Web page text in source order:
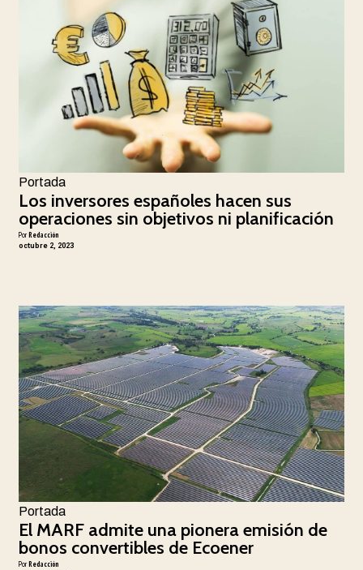
Portada
Los inversores españoles hacen sus
operaciones sin objetivos ni planificación
PorRedacción
octubre 2, 2023
Portada
El MARF admite una pionera emisión de
bonos convertibles de Ecoener
PorRedacción